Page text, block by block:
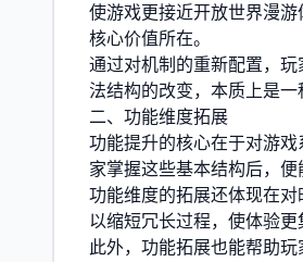
使游戏更接近开放世界漫
核心价值所在。
通过对机制的重新配置，
法结构的改变，本质上是一
二、功能维度拓展
功能提升的核心在于对游
家掌握这些基本结构后，便
功能维度的拓展还体现在
以缩短冗长过程，使体验更
此外，功能拓展也能帮助